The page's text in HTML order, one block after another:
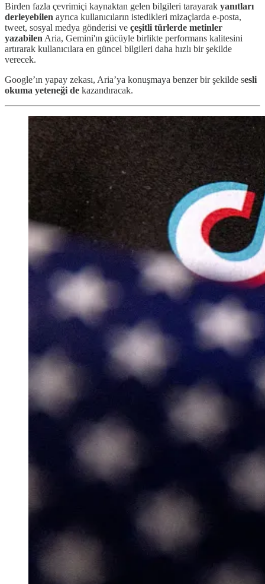
Birden fazla çevrimiçi kaynaktan gelen bilgileri tarayarak yanıtları
derleyebilen ayrıca kullanıcıların istedikleri mizaçlarda e-posta,
tweet, sosyal medya gönderisi ve çeşitli türlerde metinler
yazabilen Aria, Gemini'ın gücüyle birlikte performans kalitesini
artırarak kullanıcılara en güncel bilgileri daha hızlı bir şekilde
verecek.
Google’ın yapay zekası, Aria’ya konuşmaya benzer bir şekilde sesli
okuma yeteneği de kazandıracak.